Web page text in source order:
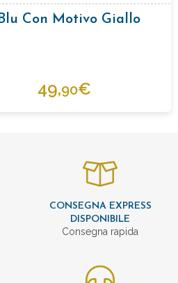
Con Motivo Giallo
49,90€
CONSEGNA EXPRESS
DISPONIBILE
Consegna rapida